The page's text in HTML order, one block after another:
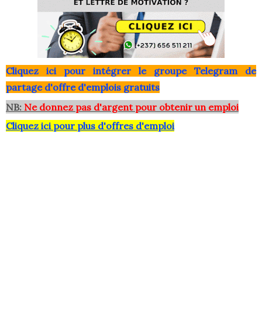
Cliquez ici pour intégrer le groupe Telegram de
partage d'offre d'emplois gratuits
NB: Ne donnez pas d'argent pour obtenir un emploi
Cliquez ici pour plus d'offres d'emploi